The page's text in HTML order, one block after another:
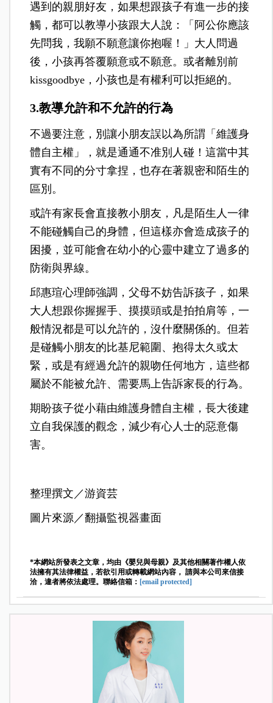
遇到的親朋好友，如果想跟孩子有進一步的接
觸，都可以教導小孩跟大人說：「阿公你應該
先問我，我願不願意讓你抱喔！」大人問過
後，小孩再答覆願意或不願意。或者離別前
kissgoodbye，小孩也是有權利可以拒絕的。
3.教導允許和不允許的行為
不過要注意，別讓小朋友誤以為所謂「維護身
體自主權」，就是通通不准別人碰！這當中其
實有不同的分寸拿捏，也存在著親密和陌生的
區別。
或許有家長會直接教小朋友，凡是陌生人一律
不能碰觸自己的身體，但這樣亦會造成孩子的
困擾，並可能會在幼小的心靈中建立了過多的
防衛與界線。
邱惠瑄心理師強調，父母不妨告訴孩子，如果
大人想跟你握握手、摸摸頭或是拍拍肩等，一
般情況都是可以允許的，沒什麼關係的。但若
是碰觸小朋友的比基尼範圍、抱得太久或太
緊，或是有經過允許的親吻任何地方，這些都
屬於不能被允許、需要馬上告訴家長的行為。
期盼孩子從小藉由維護身體自主權，長大後建
立自我保護的觀念，減少有心人士的惡意傷
害。
整理撰文／游資芸
圖片來源／翻攝監視器畫面
*本網站所發表之文章，均由《嬰兒與母親》及其他相關著作權人依
法擁有其法律權益，若欲引用或轉載網站內容， 請與本公司來信接
洽，違者將依法處理。聯絡信箱： [email protected]